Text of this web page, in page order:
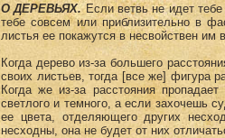
О ДЕРЕВЬЯХ.Если ветвь не идет
тебе совсем или приблизительно в
листья ее покажутся в несвойствен
Когда дерево из-за большего
своих листьев, тогда [все же] фигура
Когда же из-за расстояния
светлого и темного, а если захочешь
ее цвета, отделяющего других
несходны, она не будет от них